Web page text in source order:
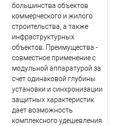
большинства объектов
коммерческого и жилого
строительства, а также
инфраструктурных
объектов. Преимущества -
совместное применение с
модульной аппаратурой за
счет одинаковой глубины
установки и синхронизации
защитных характеристик
дает возможность
комплексного удешевления